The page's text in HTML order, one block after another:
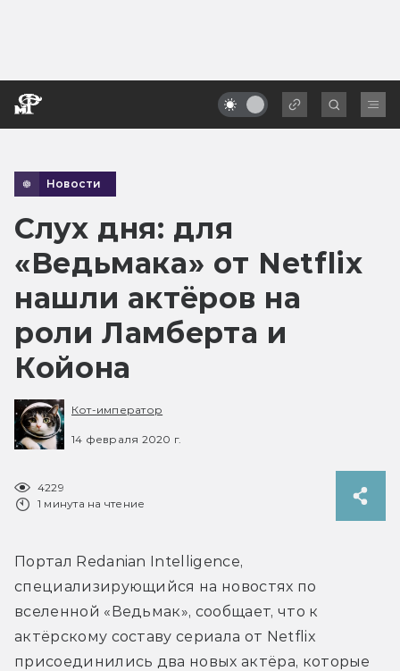
Новости
Слух дня: для
«Ведьмака» от Netflix
нашли актёров на
роли Ламберта и
Койона
Кот-император
14 февраля 2020 г.
4229
1 минута на чтение
Портал Redanian Intelligence,
специализирующийся на новостях по
вселенной «Ведьмак», сообщает, что к
актёрскому составу сериала от Netflix
присоединились два новых актёра, которые